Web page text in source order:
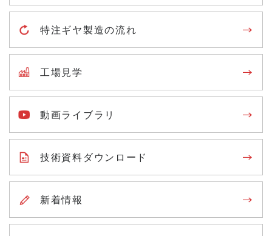
特注ギヤ製造の流れ
工場見学
動画ライブラリ
技術資料ダウンロード
新着情報